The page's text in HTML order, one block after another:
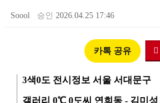
Soool 승인 2026.04.25 17:46
카톡 공유
3색0도 전시정보 서울 서대문구
갤러리 0℃ 0도씨 연희동 - 김미